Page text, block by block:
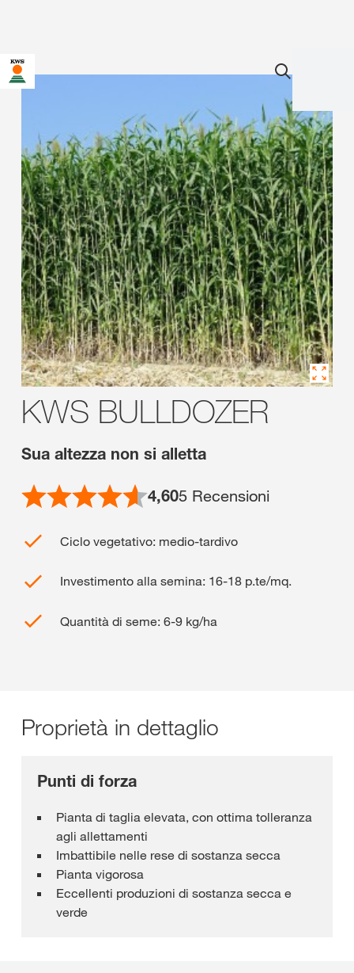
KWS BULLDOZER
Sua altezza non si alletta
4,605 Recensioni
Ciclo vegetativo: medio-tardivo
Investimento alla semina: 16-18 p.te/mq.
Quantità di seme: 6-9 kg/ha
Proprietà in dettaglio
Punti di forza
Pianta di taglia elevata, con ottima tolleranza
agli allettamenti
Imbattibile nelle rese di sostanza secca
Pianta vigorosa
Eccellenti produzioni di sostanza secca e
verde